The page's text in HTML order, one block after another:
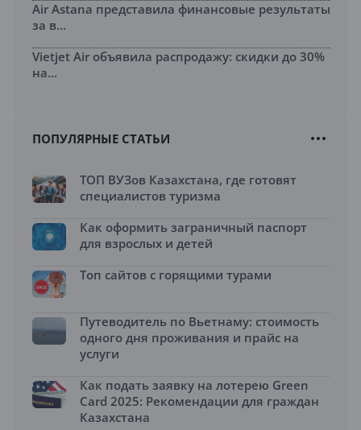
Air Astana представила финансовые результаты
за в...
Vietjet Air объявила распродажу: скидки до 30%
на...
ПОПУЛЯРНЫЕ СТАТЬИ
ТОП ВУЗов Казахстана, где готовят
специалистов туризма
Как оформить заграничный паспорт
для взрослых и детей
Топ сайтов с горящими турами
Путеводитель по Вьетнаму: стоимость
одного дня проживания и прайс на
услуги
Как подать заявку на лотерею Green
Card 2025: Рекомендации для граждан
Казахстана